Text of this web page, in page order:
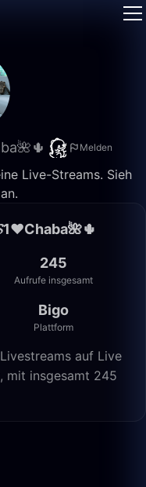
Melden
Live-Streams. Sieh
245
Aufrufe insgesamt
Bigo
Plattform
auf Live
mit insgesamt 245